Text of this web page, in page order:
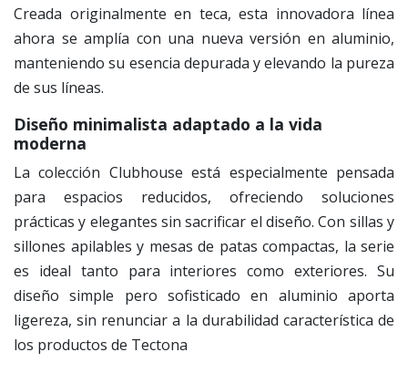
Creada originalmente en teca, esta innovadora línea
ahora se amplía con una nueva versión en aluminio,
manteniendo su esencia depurada y elevando la pureza
de sus líneas.
Diseño minimalista adaptado a la vida
moderna
La colección Clubhouse está especialmente pensada
para espacios reducidos, ofreciendo soluciones
prácticas y elegantes sin sacrificar el diseño. Con sillas y
sillones apilables y mesas de patas compactas, la serie
es ideal tanto para interiores como exteriores. Su
diseño simple pero sofisticado en aluminio aporta
ligereza, sin renunciar a la durabilidad característica de
los productos de Tectona